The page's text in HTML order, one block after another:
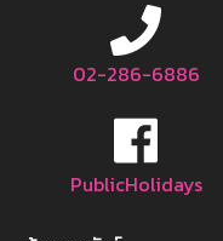
02-286-6886
PublicHolidays